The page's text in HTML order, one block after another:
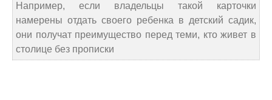
Например, если владельцы такой карточки
намерены отдать своего ребенка в детский садик,
они получат преимущество перед теми, кто живет в
столице без прописки